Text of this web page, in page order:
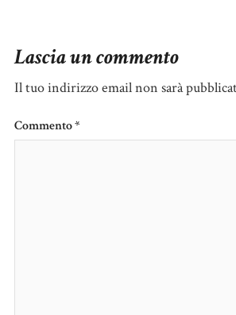
Lascia un commento
Il tuo indirizzo email non sarà
Commento*